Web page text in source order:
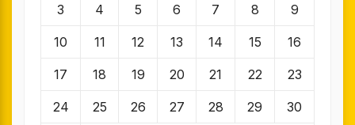
3 4 5 6 7 8 9
10 11 12 13 14 15 16
17 18 19 20 21 22 23
24 25 26 27 28 29 30